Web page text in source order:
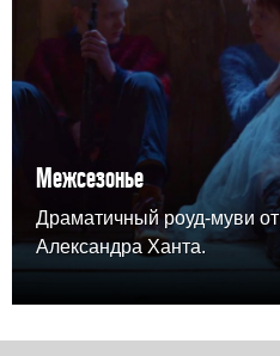
Межсезонье
Драматичный роуд-муви от
Александра Ханта.